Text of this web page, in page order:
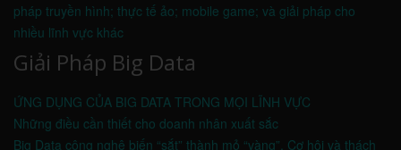
pháp truyền hình; thực tế ảo; mobile game; và giải pháp cho
nhiều lĩnh vực khác
Giải Pháp Big Data
ỨNG DỤNG CỦA BIG DATA TRONG MỌI LĨNH VỰC
Những điều cần thiết cho doanh nhân xuất sắc
Big Data công nghệ biến “sắt” thành mỏ “vàng”, Cơ hội và thách